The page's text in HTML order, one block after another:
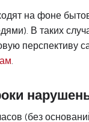
на фоне
В таких
перспективу
.
(без